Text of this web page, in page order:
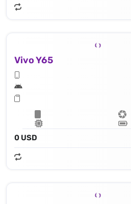
Vivo Y65
0 USD